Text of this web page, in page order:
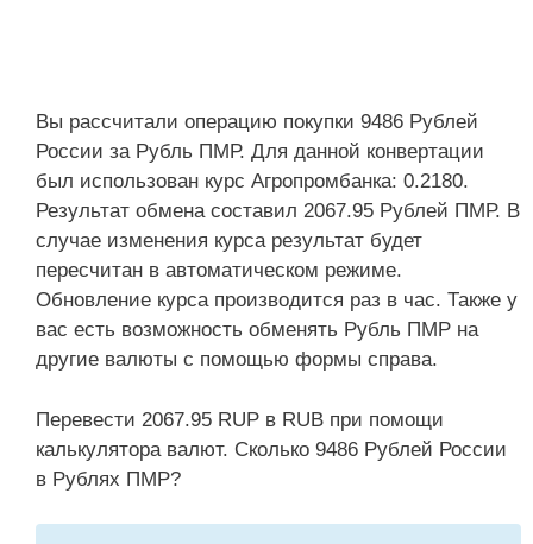
Вы рассчитали операцию покупки 9486 Рублей
России за Рубль ПМР. Для данной конвертации
был использован курс Агропромбанка: 0.2180.
Результат обмена составил 2067.95 Рублей ПМР. В
случае изменения курса результат будет
пересчитан в автоматическом режиме.
Обновление курса производится раз в час. Также у
вас есть возможность обменять Рубль ПМР на
другие валюты с помощью формы справа.
Перевести 2067.95 RUP в RUB при помощи
калькулятора валют. Сколько 9486 Рублей России
в Рублях ПМР?